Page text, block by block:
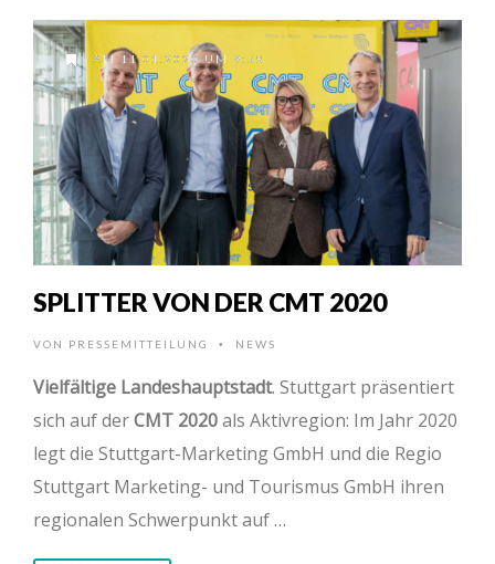
AM 11.01.2020 UM 9:58
SPLITTER VON DER CMT 2020
VON PRESSEMITTEILUNG • NEWS
Vielfältige Landeshauptstadt. Stuttgart präsentiert
sich auf derCMT 2020als Aktivregion: Im Jahr 2020
legt die Stuttgart-Marketing GmbH und die Regio
Stuttgart Marketing- und Tourismus GmbH ihren
regionalen Schwerpunkt auf …